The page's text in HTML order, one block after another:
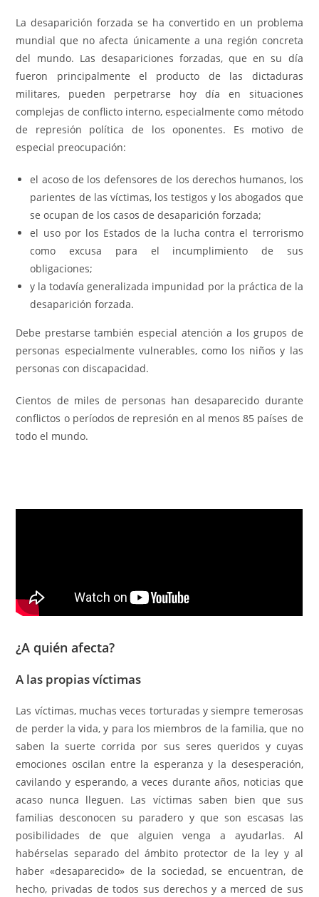
La desaparición forzada se ha convertido en un problema
mundial que no afecta únicamente a una región concreta
del mundo. Las desapariciones forzadas, que en su día
fueron principalmente el producto de las dictaduras
militares, pueden perpetrarse hoy día en situaciones
complejas de conflicto interno, especialmente como método
de represión política de los oponentes. Es motivo de
especial preocupación:
el acoso de los defensores de los derechos humanos, los
parientes de las víctimas, los testigos y los abogados que
se ocupan de los casos de desaparición forzada;
el uso por los Estados de la lucha contra el terrorismo
como excusa para el incumplimiento de sus
obligaciones;
y la todavía generalizada impunidad por la práctica de la
desaparición forzada.
Debe prestarse también especial atención a los grupos de
personas especialmente vulnerables, como los niños y las
personas con discapacidad.
Cientos de miles de personas han desaparecido durante
conflictos o períodos de represión en al menos 85 países de
todo el mundo.
¿A quién afecta?
A las propias víctimas
Las víctimas, muchas veces torturadas y siempre temerosas
de perder la vida, y para los miembros de la familia, que no
saben la suerte corrida por sus seres queridos y cuyas
emociones oscilan entre la esperanza y la desesperación,
cavilando y esperando, a veces durante años, noticias que
acaso nunca lleguen. Las víctimas saben bien que sus
familias desconocen su paradero y que son escasas las
posibilidades de que alguien venga a ayudarlas. Al
habérselas separado del ámbito protector de la ley y al
haber «desaparecido» de la sociedad, se encuentran, de
hecho, privadas de todos sus derechos y a merced de sus